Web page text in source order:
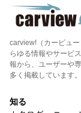
carview!（カービュ
らゆる情報やサービ
報から、ユーザーや
多く掲載しています。
知る